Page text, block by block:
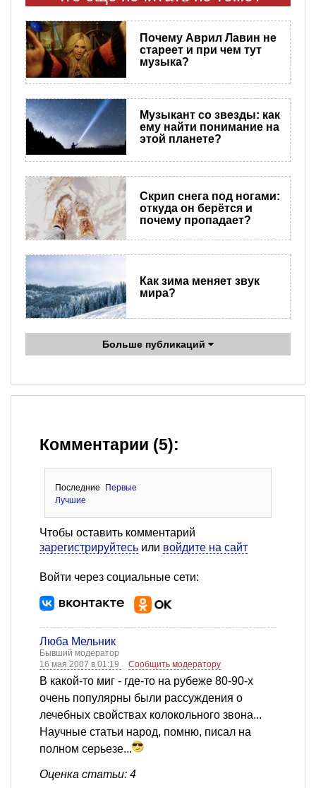
Почему Аврил Лавин не
стареет и при чем тут
музыка?
Музыкант со звезды: как
ему найти понимание на
этой планете?
Скрип снега под ногами:
откуда он берётся и
почему пропадает?
Как зима меняет звук
мира?
Больше публикаций
Комментарии (5):
Последние
Первые
Лучшие
Чтобы оставить комментарий
зарегистрируйтесь или войдите на сайт
Войти через социальные сети:
Люба Мельник
Бывший модератор
16 мая 2007 в 01:19
Сообщить модератору
В какой-то миг - где-то на рубеже 80-90-х
очень популярны были рассуждения о
лечебных свойствах колокольного звона...
Научные статьи народ, помню, писал на
полном серьезе...
Оценка статьи: 4